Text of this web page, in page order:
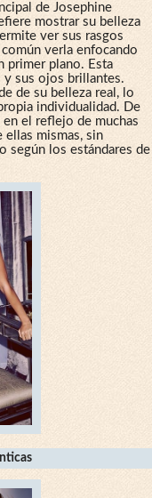
de Josephine
mostrar su belleza
ver sus rasgos
verla enfocando
primer plano. Esta
y sus ojos brillantes.
de su belleza real, lo
individualidad. De
el reflejo de muchas
ellas mismas, sin
según los estándares de